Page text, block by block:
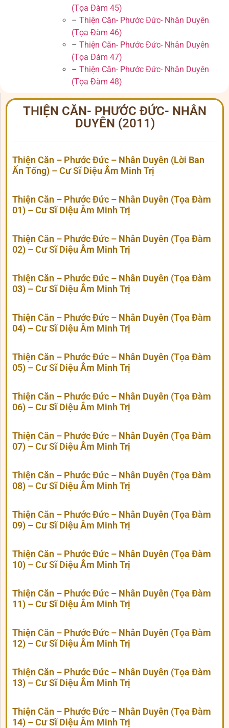
(Tọa Đàm 45)
– Thiện Căn- Phước Đức- Nhân Duyên
(Tọa Đàm 46)
– Thiện Căn- Phước Đức- Nhân Duyên
(Tọa Đàm 47)
– Thiện Căn- Phước Đức- Nhân Duyên
(Tọa Đàm 48)
THIỆN CĂN- PHƯỚC ĐỨC- NHÂN
DUYÊN (2011)
Thiện Căn – Phước Đức – Nhân Duyên (Lời Ban
Ấn Tống) – Cư Sĩ Diệu Âm Minh Trị
Thiện Căn – Phước Đức – Nhân Duyên (Tọa Đàm
01) – Cư Sĩ Diệu Âm Minh Trị
Thiện Căn – Phước Đức – Nhân Duyên (Tọa Đàm
02) – Cư Sĩ Diệu Âm Minh Trị
Thiện Căn – Phước Đức – Nhân Duyên (Tọa Đàm
03) – Cư Sĩ Diệu Âm Minh Trị
Thiện Căn – Phước Đức – Nhân Duyên (Tọa Đàm
04) – Cư Sĩ Diệu Âm Minh Trị
Thiện Căn – Phước Đức – Nhân Duyên (Tọa Đàm
05) – Cư Sĩ Diệu Âm Minh Trị
Thiện Căn – Phước Đức – Nhân Duyên (Tọa Đàm
06) – Cư Sĩ Diệu Âm Minh Trị
Thiện Căn – Phước Đức – Nhân Duyên (Tọa Đàm
07) – Cư Sĩ Diệu Âm Minh Trị
Thiện Căn – Phước Đức – Nhân Duyên (Tọa Đàm
08) – Cư Sĩ Diệu Âm Minh Trị
Thiện Căn – Phước Đức – Nhân Duyên (Tọa Đàm
09) – Cư Sĩ Diệu Âm Minh Trị
Thiện Căn – Phước Đức – Nhân Duyên (Tọa Đàm
10) – Cư Sĩ Diệu Âm Minh Trị
Thiện Căn – Phước Đức – Nhân Duyên (Tọa Đàm
11) – Cư Sĩ Diệu Âm Minh Trị
Thiện Căn – Phước Đức – Nhân Duyên (Tọa Đàm
12) – Cư Sĩ Diệu Âm Minh Trị
Thiện Căn – Phước Đức – Nhân Duyên (Tọa Đàm
13) – Cư Sĩ Diệu Âm Minh Trị
Thiện Căn – Phước Đức – Nhân Duyên (Tọa Đàm
14) – Cư Sĩ Diệu Âm Minh Trị